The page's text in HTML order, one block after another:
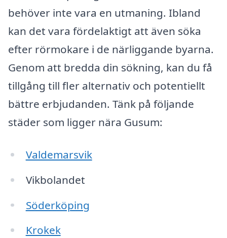
behöver inte vara en utmaning. Ibland
kan det vara fördelaktigt att även söka
efter rörmokare i de närliggande byarna.
Genom att bredda din sökning, kan du få
tillgång till fler alternativ och potentiellt
bättre erbjudanden. Tänk på följande
städer som ligger nära Gusum:
Valdemarsvik
Vikbolandet
Söderköping
Krokek